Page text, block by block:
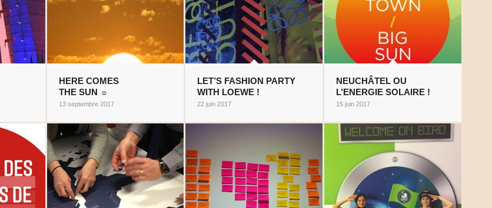
HERE COMES
THE SUN ☼
13 septembre 2017
LET’S FASHION PARTY
WITH LOEWE !
22 juin 2017
NEUCHÂTEL OU
L’ENERGIE SOLAIRE !
15 juin 2017